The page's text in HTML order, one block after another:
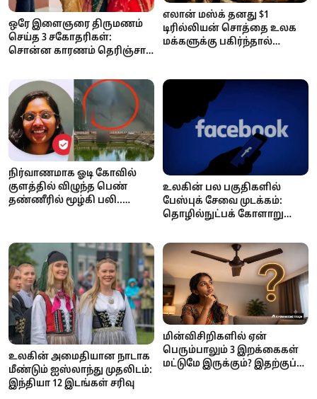
ஒரே இளைஞரை திருமணம்
செய்த 3 சகோதரிகள்:
சொன்ன காரணம் தெரிஞ்சா
எலான் மஸ்க் தனது $1
டிரில்லியன் சொத்தை உலக
மக்களுக்கு பகிர்ந்தால்
வைக்கும் கணக்குகள்!
நிர்வாணமாக ஓடி கோவில்
குளத்தில் விழுந்த பெண்
தண்ணீரில் மூழ்கி பலி..
உலகின் பல பகுதிகளில்
பேஸ்புக் சேவை முடக்கம்:
தொழில்நுட்பக் கோளாறு
அதிகாரப்பூர்வ தகவல்!
உலகின் அமைதியான நாடாக
மீண்டும் ஐஸ்லாந்து முதலிடம்:
இந்தியா 12 இடங்கள் சரிவு
மின்விசிறிகளில் ஏன்
பெரும்பாலும் 3 இறக்கைகள்
மட்டுமே இருக்கும்? இதற்குப்